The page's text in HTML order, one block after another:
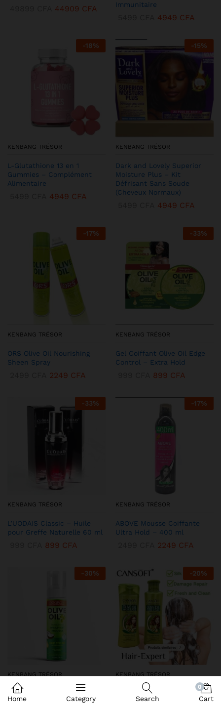
44909 CFA
Immunitaire
4949 CFA
-18%
KENBANG TRÉSOR
L-Glutathione 13 en 1
Gummies – Complément
Alimentaire
4949 CFA
-15%
KENBANG TRÉSOR
Dark and Lovely Superior
Moisture Plus – Kit
Défrisant Sans Soude
(Cheveux Normaux)
4949 CFA
-17%
KENBANG TRÉSOR
ORS Olive Oil Nourishing
Sheen Spray
2249 CFA
-33%
KENBANG TRÉSOR
Gel Coiffant Olive Oil Edge
Control – Extra Hold
899 CFA
-33%
KENBANG TRÉSOR
L’UODAIS Classic – Huile
pour Greffe Naturelle 60 ml
899 CFA
-17%
KENBANG TRÉSOR
ABOVE Mousse Coiffante
Ultra Hold – 400 ml
2249 CFA
-30%
KENBANG TRÉSOR
DEQROY Olive Oil Mousse
Coiffante – Hold & Shine
-20%
KENBANG TRÉSOR
Duo CANSoft Shampooing &
Après-shampooing à l’Huile
Home Category Search
0
Cart